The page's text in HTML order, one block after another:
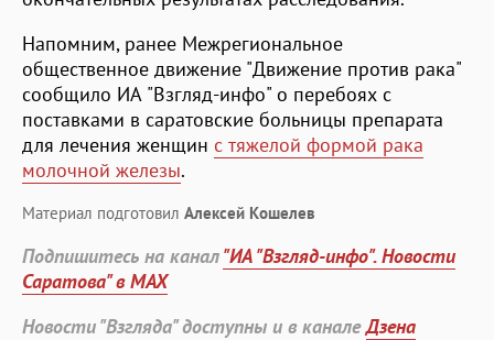
Напомним, ранее Межрегиональное
общественное движение "Движение против рака"
сообщило ИА "Взгляд-инфо" о перебоях с
поставками в саратовские больницы препарата
для лечения женщин с тяжелой формой рака
молочной железы.
Материал подготовил Алексей Кошелев
Подпишитесь на канал"ИА "Взгляд-инфо". Новости
Саратова" в MAX
Новости "Взгляда" доступны и в каналеДзена